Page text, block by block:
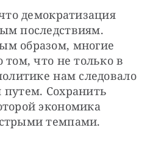
демократизация
последствиям.
образом, многие
что не только в
нам следовало
Сохранить
экономика
темпами.